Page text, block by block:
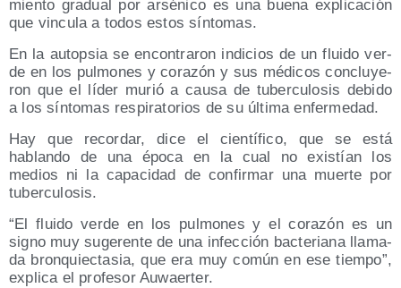
mien­to gra­dual por arsé­ni­co es una bue­na expli­ca­ción
que vin­cu­la a todos estos síntomas.
En la autop­sia se encon­tra­ron indi­cios de un flui­do ver­
de en los pul­mo­nes y cora­zón y sus médi­cos con­clu­ye­
ron que el líder murió a cau­sa de tubercu­losis debi­do
a los sín­to­mas res­pi­ra­to­rios de su últi­ma enfermedad.
Hay que recor­dar, dice el cien­tí­fi­co, que se está
hablan­do de una épo­ca en la cual no exis­tían los
medios ni la capa­ci­dad de con­fir­mar una muer­te por
tuberculosis.
“El flui­do ver­de en los pul­mo­nes y el cora­zón es un
signo muy suge­ren­te de una infec­ción bac­te­ria­na lla­ma­
da bron­quiec­ta­sia, que era muy común en ese tiem­po”,
expli­ca el pro­fe­sor Auwaerter.